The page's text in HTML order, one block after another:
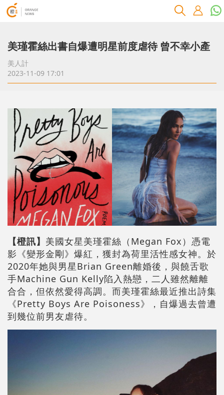
美瑾霍絲出書自爆遭明星前度虐待 曾不幸小產
美人計
2023-11-09 17:01
【橙訊】 美國女星美瑾霍絲（Megan Fox）憑電
影《變形金剛》爆紅，獲封為荷里活性感女神。於
2020年她與男星Brian Green離婚後，與饒舌歌
手Machine Gun Kelly陷入熱戀，二人雖然離離
合合，但依然愛得高調。而美瑾霍絲最近推出詩集
《Pretty Boys Are Poisoness》，自爆過去曾遭
到幾位前男友虐待。